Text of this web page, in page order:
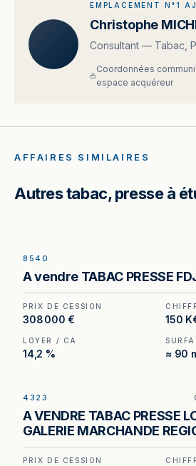
EMPLACEMENT N°1
Christophe
Consultant — Tabac,
Coordonnées
espace acquéreur
AFFAIRES SIMILAIRES
Autres tabac, presse à
d'affaires, fermeture tous les
8540
A vendre TABAC PRESSE
PRIX DE CESSION
308 000 € 150
LOYER / CA
14,2 % ≈ 90
Ferrand, au prix de 1 007 000
charge de l'acquéreur : 57 000
4323
A VENDRE TABAC PRESSE
GALERIE MARCHANDE
PRIX DE CESSION